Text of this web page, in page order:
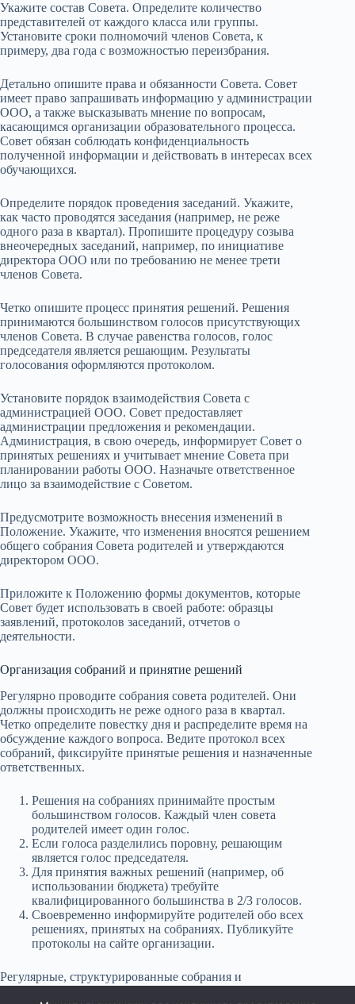
Укажите состав Совета. Определите количество
представителей от каждого класса или группы.
Установите сроки полномочий членов Совета, к
примеру, два года с возможностью переизбрания.
Детально опишите права и обязанности Совета. Совет
имеет право запрашивать информацию у администрации
ООО, а также высказывать мнение по вопросам,
касающимся организации образовательного процесса.
Совет обязан соблюдать конфиденциальность
полученной информации и действовать в интересах всех
обучающихся.
Определите порядок проведения заседаний. Укажите,
как часто проводятся заседания (например, не реже
одного раза в квартал). Пропишите процедуру созыва
внеочередных заседаний, например, по инициативе
директора ООО или по требованию не менее трети
членов Совета.
Четко опишите процесс принятия решений. Решения
принимаются большинством голосов присутствующих
членов Совета. В случае равенства голосов, голос
председателя является решающим. Результаты
голосования оформляются протоколом.
Установите порядок взаимодействия Совета с
администрацией ООО. Совет предоставляет
администрации предложения и рекомендации.
Администрация, в свою очередь, информирует Совет о
принятых решениях и учитывает мнение Совета при
планировании работы ООО. Назначьте ответственное
лицо за взаимодействие с Советом.
Предусмотрите возможность внесения изменений в
Положение. Укажите, что изменения вносятся решением
общего собрания Совета родителей и утверждаются
директором ООО.
Приложите к Положению формы документов, которые
Совет будет использовать в своей работе: образцы
заявлений, протоколов заседаний, отчетов о
деятельности.
Организация собраний и принятие решений
Регулярно проводите собрания совета родителей. Они
должны происходить не реже одного раза в квартал.
Четко определите повестку дня и распределите время на
обсуждение каждого вопроса. Ведите протокол всех
собраний, фиксируйте принятые решения и назначенные
ответственных.
Решения на собраниях принимайте простым
большинством голосов. Каждый член совета
родителей имеет один голос.
Если голоса разделились поровну, решающим
является голос председателя.
Для принятия важных решений (например, об
использовании бюджета) требуйте
квалифицированного большинства в 2/3 голосов.
Своевременно информируйте родителей обо всех
решениях, принятых на собраниях. Публикуйте
протоколы на сайте организации.
Регулярные, структурированные собрания и